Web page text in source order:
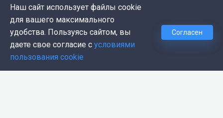
Публичная оферта
Политика конфиденциальности
Контакты
Наш сайт использует файлы cookie
для вашего максимального
удобства. Пользуясь сайтом, вы
даете свое согласие с условиями
пользования cookie
Согласен